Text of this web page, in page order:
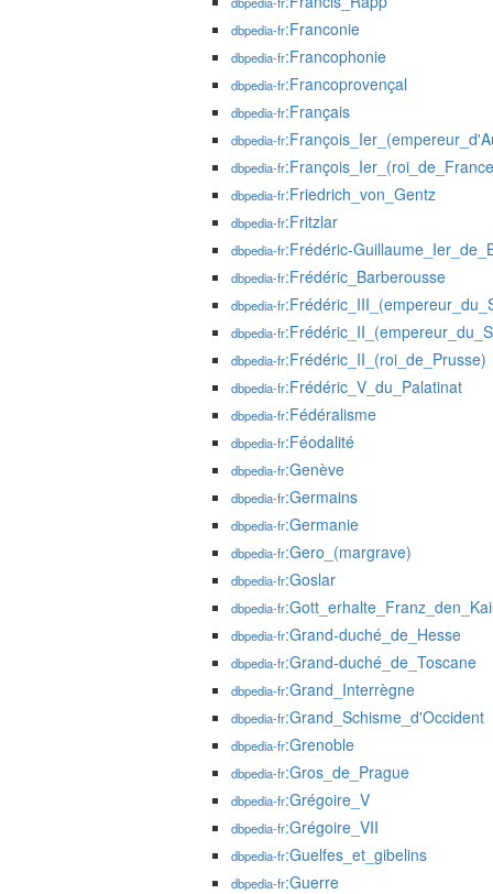
dbpedia-fr:Franconie
dbpedia-fr:Francophonie
dbpedia-fr:Francoprovençal
dbpedia-fr:Français
dbpedia-fr
dbpedia-fr
dbpedia-fr:Friedrich_von_Gentz
dbpedia-fr:Fritzlar
dbpedia-fr:Frédéric-
dbpedia-fr:Frédéric_Barberousse
dbpedia-fr
dbpedia-fr
dbpedia-fr:Frédéric_II_(roi_de_Prusse)
dbpedia-fr:Frédéric_V_du_Palatinat
dbpedia-fr:Fédéralisme
dbpedia-fr:Féodalité
dbpedia-fr:Genève
dbpedia-fr:Germains
dbpedia-fr:Germanie
dbpedia-fr:Gero_(margrave)
dbpedia-fr:Goslar
dbpedia-fr
dbpedia-fr:Grand-duché_de_Hesse
dbpedia-fr:Grand-duché_de_Toscane
dbpedia-fr:Grand_Interrègne
dbpedia-fr:Grand_Schisme_d'Occident
dbpedia-fr:Grenoble
dbpedia-fr:Gros_de_Prague
dbpedia-fr:Grégoire_V
dbpedia-fr:Grégoire_VII
dbpedia-fr:Guelfes_et_gibelins
dbpedia-fr:Guerre